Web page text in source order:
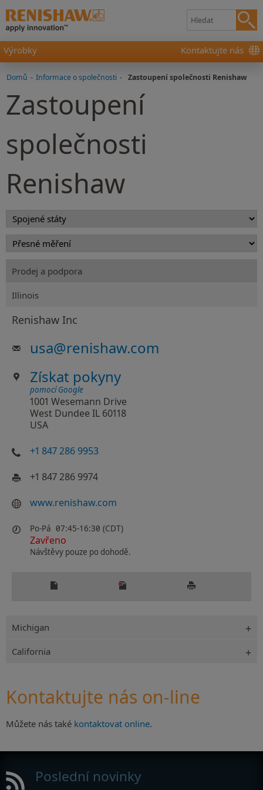
Výrobky Kontaktujte nás
Domů - Informace o společnosti - Zastoupení společnosti Renishaw
Zastoupení
společnosti
Renishaw
Prodej a podpora
Illinois
Renishaw Inc
usa@renishaw.com
Získat pokyny
pomocí Google
1001 Wesemann Drive
West Dundee IL 60118
USA
+1 847 286 9953
+1 847 286 9974
www.renishaw.com
Po-Pá 07:45-16:30 (CDT)
Zavřeno
Návštěvy pouze po dohodě.
Michigan
California
Kontaktujte nás on-line
Můžete nás také kontaktovat online.
Poslední novinky